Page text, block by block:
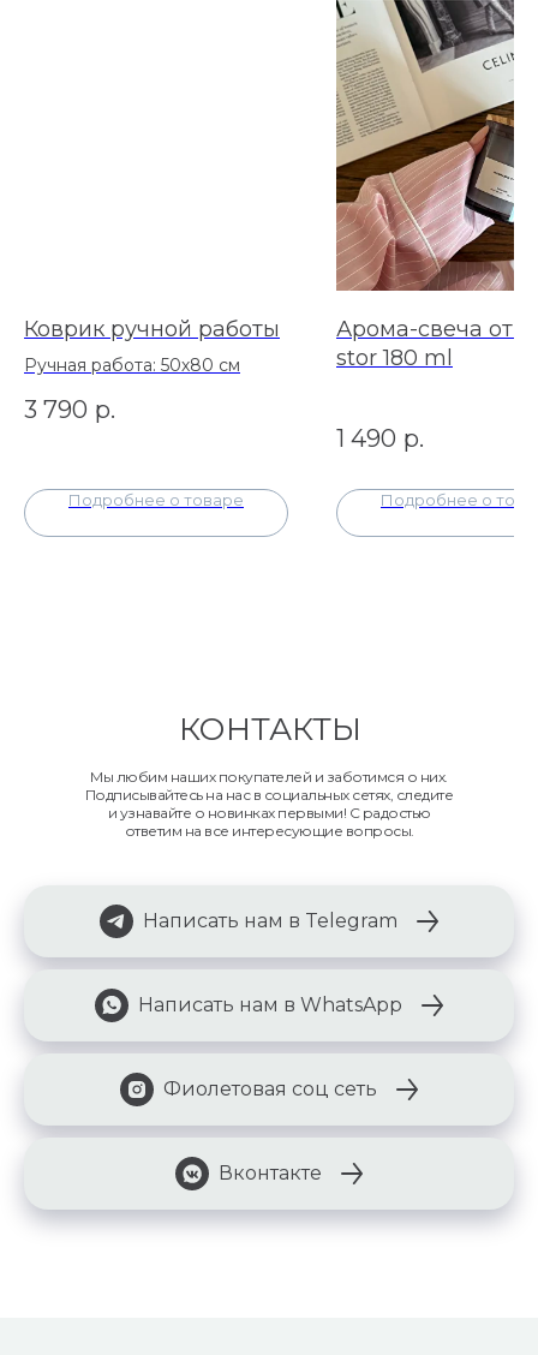
Коврик ручной работы
Ручная работа: 50х80 см
3 790 р.
Подробнее о товаре
Арома-свеча от
stor 180 ml
1 490 р.
Подробнее о
КОНТАКТЫ
Мы любим наших покупателей и заботимся о них.
Подписывайтесь на нас в социальных сетях, следите
и узнавайте о новинках первыми! С радостью
ответим на все интересующие вопросы.
Написать нам в Telegram
Написать нам в WhatsApp
Фиолетовая соц сеть
Вконтакте